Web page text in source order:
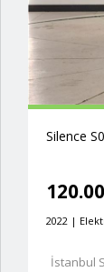
Silence
2022 |
İstanbul